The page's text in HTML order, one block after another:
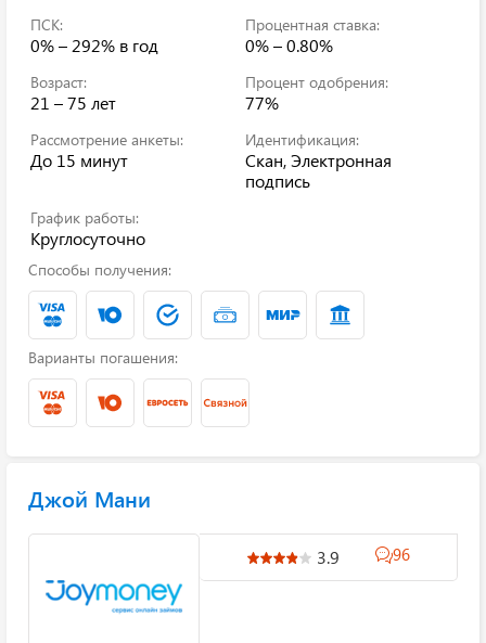
ПСК:
0% – 292% в год
Процентная ставка:
0% – 0.80%
Возраст:
21 – 75 лет
Процент одобрения:
77%
Рассмотрение анкеты:
До 15 минут
Идентификация:
Скан, Электронная
подпись
График работы:
Круглосуточно
Способы получения:
Варианты погашения:
Джой Мани
3.9 96